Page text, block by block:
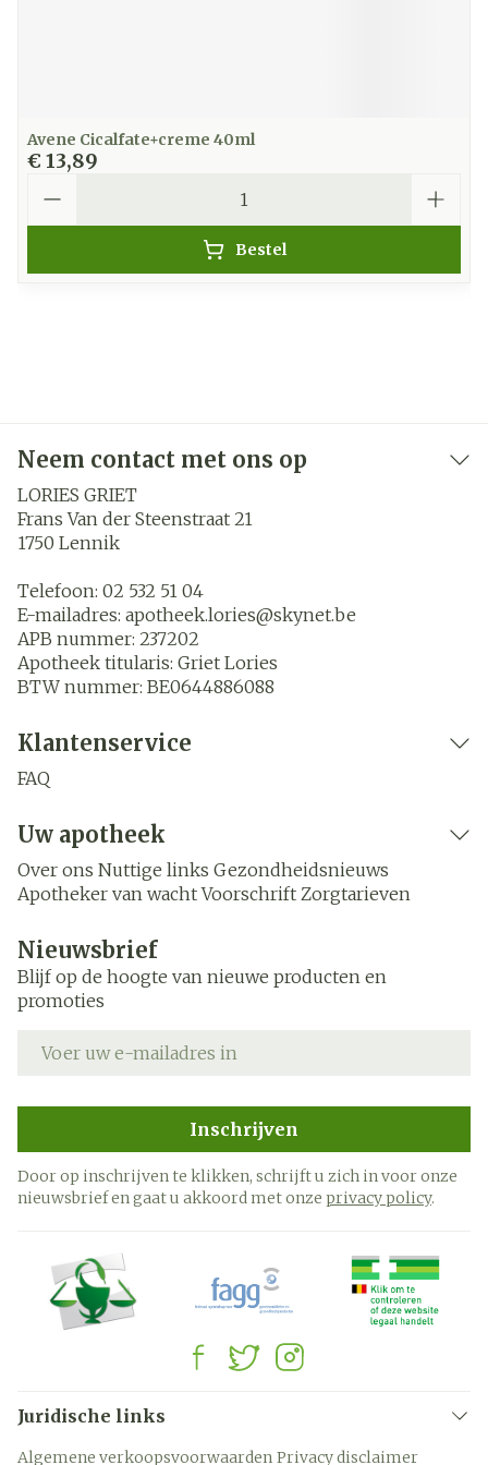
Avene Cicalfate+creme 40ml
€ 13,89
Bestel
Neem contact met ons op
LORIES GRIET
Frans Van der Steenstraat 21
1750 Lennik
Telefoon: 02 532 51 04
E-mailadres: apotheek.lories@skynet.be
APB nummer: 237202
Apotheek titularis: Griet Lories
BTW nummer: BE0644886088
Klantenservice
FAQ
Uw apotheek
Over ons Nuttige links Gezondheidsnieuws
Apotheker van wacht Voorschrift Zorgtarieven
Nieuwsbrief
Blijf op de hoogte van nieuwe producten en
promoties
Inschrijven
Door op inschrijven te klikken, schrijft u zich in voor onze
nieuwsbrief en gaat u akkoord met onze privacy policy.
Juridische links
Algemene verkoopsvoorwaarden Privacy disclaimer